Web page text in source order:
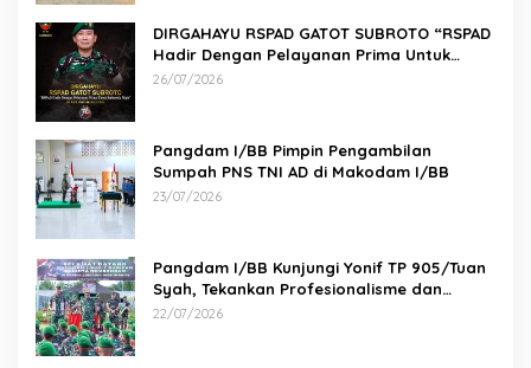
DIRGAHAYU RSPAD GATOT SUBROTO “RSPAD
Hadir Dengan Pelayanan Prima Untuk
Indonesia Maju” 26 JULI 1950 – 26 JULI 2026
26/07/2026
Pangdam I/BB Pimpin Pengambilan
Sumpah PNS TNI AD di Makodam I/BB
23/07/2026
Pangdam I/BB Kunjungi Yonif TP 905/Tuan
Syah, Tekankan Profesionalisme dan
Kesiapan Prajurit
22/07/2026